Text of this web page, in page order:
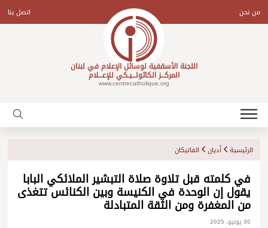
contentمن نحن اتصل بنا
اللجنة الأسقفية لوسائل الإعلام في لبنان
المركـــز الكاثولـــيـكي للإعـــلام
www.centrecatholique.org
الرئيسية أديان الفاتيكان
في كلمته قبل تلاوة صلاة التبشير الملائكي البابا
يقول إن الوحدة في الكنيسة وبين الكنائس تتغذى
من المغفرة ومن الثقة المتبادلة
30 يونيو، 2025